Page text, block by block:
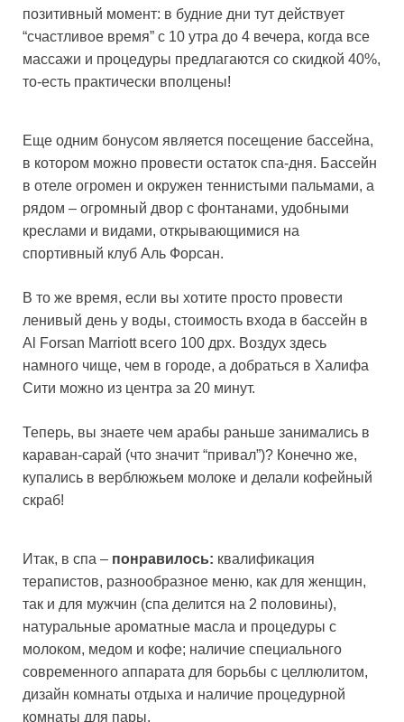
позитивный момент: в будние дни тут действует
“счастливое время” с 10 утра до 4 вечера, когда все
массажи и процедуры предлагаются со скидкой 40%,
то-есть практически вполцены!
Еще одним бонусом является посещение бассейна,
в котором можно провести остаток спа-дня. Бассейн
в отеле огромен и окружен теннистыми пальмами, а
рядом – огромный двор с фонтанами, удобными
креслами и видами, открывающимися на
спортивный клуб Аль Форсан.
В то же время, если вы хотите просто провести
ленивый день у воды, стоимость входа в бассейн в
Al Forsan Marriott всего 100 дрх. Воздух здесь
намного чище, чем в городе, а добраться в Халифа
Сити можно из центра за 20 минут.
Теперь, вы знаете чем арабы раньше занимались в
караван-сарай (что значит “привал”)? Конечно же,
купались в верблюжьем молоке и делали кофейный
скраб!
Итак, в спа – понравилось: квалификация
терапистов, разнообразное меню, как для женщин,
так и для мужчин (спа делится на 2 половины),
натуральные ароматные масла и процедуры с
молоком, медом и кофе; наличие специального
современного аппарата для борьбы с целлюлитом,
дизайн комнаты отдыха и наличие процедурной
комнаты для пары.